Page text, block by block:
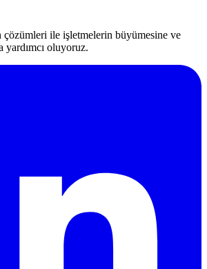
ile işletmelerin büyümesine ve
yardımcı oluyoruz.